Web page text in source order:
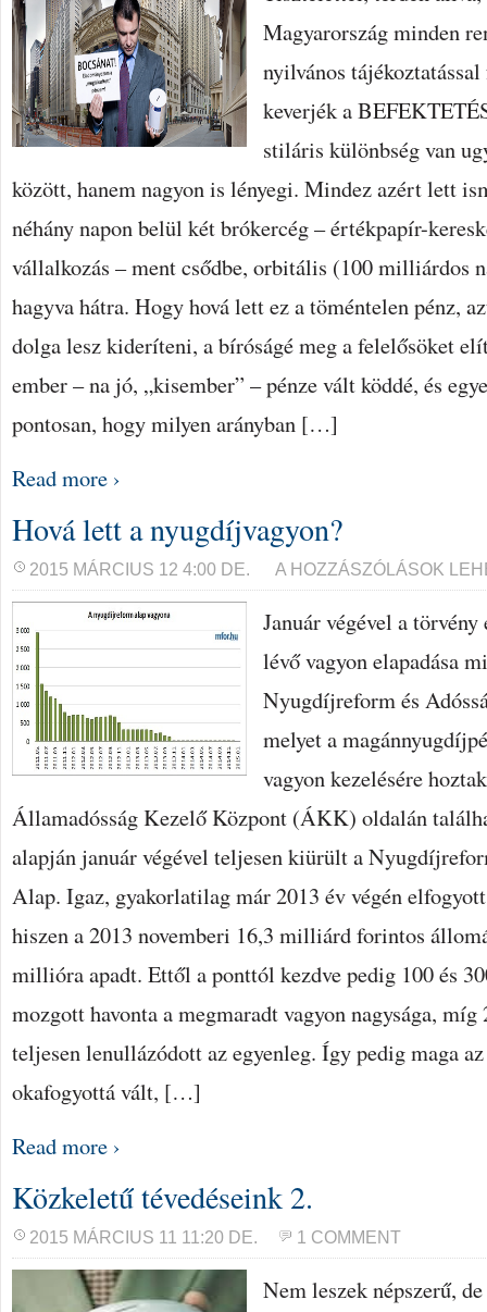
Magyarország minden
nyilvános
keverjék a
stiláris különbség van
között, hanem nagyon is lényegi. Mindez azért lett
néhány napon belül két brókercég – értékpapír-
vállalkozás – ment csődbe, orbitális (100 milliárdos
hagyva hátra. Hogy hová lett ez a töméntelen pénz,
dolga lesz kideríteni, a bíróságé meg a felelősöket
ember – na jó, „kisember” – pénze vált köddé, és
pontosan, hogy milyen arányban […]
Read more ›
Hová lett a nyugdíjvagyon?
2015 MÁRCIUS 12 4:00 DE.
HOVÁ
NYUGDÍJVAGYON?
BEJEGYZÉSHEZ
A HOZZÁSZÓLÁSOK
Január végével a
lévő vagyon elapadása
Nyugdíjreform és
melyet a
vagyon kezelésére
Államadósság Kezelő Központ (ÁKK) oldalán
alapján január végével teljesen kiürült a
Alap. Igaz, gyakorlatilag már 2013 év végén
hiszen a 2013 novemberi 16,3 milliárd forintos
millióra apadt. Ettől a ponttól kezdve pedig 100 és
mozgott havonta a megmaradt vagyon nagysága, míg
teljesen lenullázódott az egyenleg. Így pedig maga
okafogyottá vált, […]
Read more ›
Közkeletű tévedéseink 2.
2015 MÁRCIUS 11 11:20 DE. 1 COMMENT
Nem leszek népszerű,